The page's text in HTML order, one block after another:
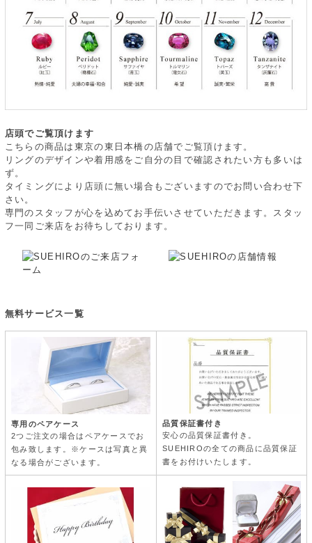
店頭でご覧頂けます
こちらの商品は東京の東日本橋の店舗でご覧頂けます。
リングのデザインや着用感をご自分の目で確認されたい方も多いは
ず。
タイミングにより店頭に無い場合もございますのでお問い合わせ下
さい。
専門のスタッフが心を込めてお手伝いさせていただきます。スタッ
フ一同ご来店をお待ちしております。
無料サービス一覧
専用のペアケース
2つご注文の場合はペアケースでお
包み致します。※ケースは写真と異
なる場合がございます。
品質保証書付き
安心の品質保証書付き。
SUEHIROの全ての商品に品質保証
書をお付けいたします。